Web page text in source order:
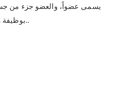
يسمى عضواً، والعضو جزء من
بوظيفة واحدة أو عدة وظائف..